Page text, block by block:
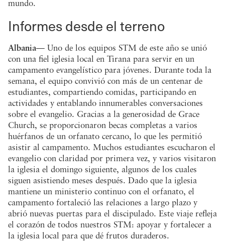
mundo.
Informes desde el terreno
Albania— Uno de los equipos STM de este año se unió
con una fiel iglesia local en Tirana para servir en un
campamento evangelístico para jóvenes. Durante toda la
semana, el equipo convivió con más de un centenar de
estudiantes, compartiendo comidas, participando en
actividades y entablando innumerables conversaciones
sobre el evangelio. Gracias a la generosidad de Grace
Church, se proporcionaron becas completas a varios
huérfanos de un orfanato cercano, lo que les permitió
asistir al campamento. Muchos estudiantes escucharon el
evangelio con claridad por primera vez, y varios visitaron
la iglesia el domingo siguiente, algunos de los cuales
siguen asistiendo meses después. Dado que la iglesia
mantiene un ministerio continuo con el orfanato, el
campamento fortaleció las relaciones a largo plazo y
abrió nuevas puertas para el discipulado. Este viaje refleja
el corazón de todos nuestros STM: apoyar y fortalecer a
la iglesia local para que dé frutos duraderos.